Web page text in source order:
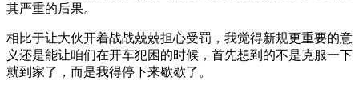
其严重的后果。
相比于让大伙开着战战兢兢担心受罚，我觉得新规更重要的意
义还是能让咱们在开车犯困的时候，首先想到的不是克服一下
就到家了，而是我得停下来歇歇了。